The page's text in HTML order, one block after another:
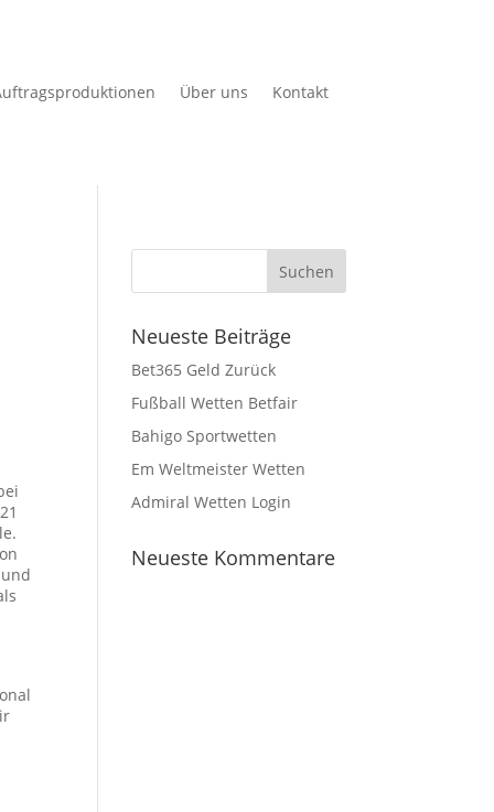
Über uns Kontakt
Neueste Beiträge
Bet365 Geld Zurück
Fußball Wetten Betfair
Bahigo Sportwetten
Em Weltmeister Wetten
Admiral Wetten Login
Neueste Kommentare